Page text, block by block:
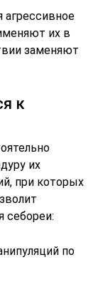
агрессивное
их в
заменяют
к
их
при которых
себореи:
по